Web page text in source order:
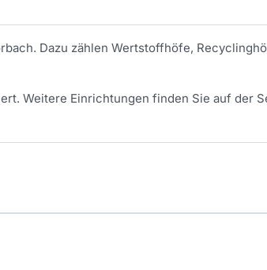
. Dazu zählen Wertstoffhöfe,
Weitere Einrichtungen finden Sie auf der